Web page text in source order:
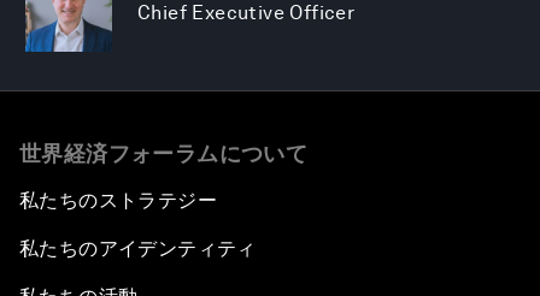
Chief Executive Officer
世界経済フォーラムについて
私たちのストラテジー
私たちのアイデンティティ